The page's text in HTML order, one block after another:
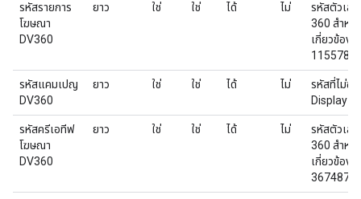
รหัสรายการ
โฆษณา
DV360
ยาว ใช่ ใช่ ได้ ไม่
รหัสตัวเล
360 สำหรั
เกี่ยวข้อง
1155785
รหัสแคมเปญ
DV360
ยาว ใช่ ใช่ ได้ ไม่
รหัสที่ไม่ซ้
Display
รหัสครีเอทีฟ
โฆษณา
DV360
ยาว ใช่ ใช่ ได้ ไม่
รหัสตัวเล
360 สำหรั
เกี่ยวข้อง
367487